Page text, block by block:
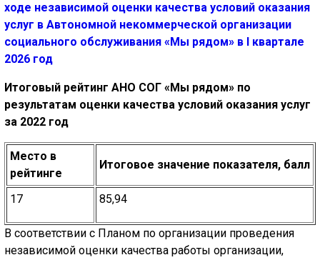
ходе независимой оценки качества условий оказания
услуг в Автономной некоммерческой организации
социального обслуживания «Мы рядом» в I квартале
2026 год
Итоговый рейтинг АНО СОГ «Мы рядом» по
результатам оценки качества условий оказания услуг
за 2022 год
Место в
рейтинге
Итоговое значение показателя, балл
17 85,94
В соответствии с Планом по организации проведения
независимой оценки качества работы организации,